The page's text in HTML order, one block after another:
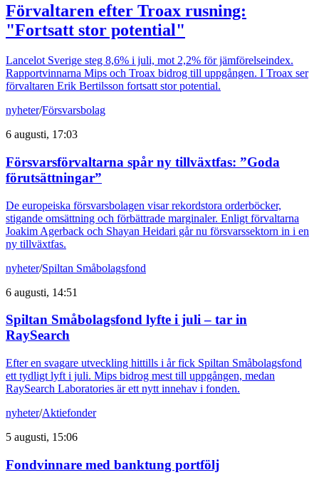
Förvaltaren efter Troax rusning:
"Fortsatt stor potential"
Lancelot Sverige steg 8,6% i juli, mot 2,2% för jämförelseindex.
Rapportvinnarna Mips och Troax bidrog till uppgången. I Troax ser
förvaltaren Erik Bertilsson fortsatt stor potential.
nyheter/Försvarsbolag
6 augusti, 17:03
Försvarsförvaltarna spår ny tillväxtfas: ”Goda
förutsättningar”
De europeiska försvarsbolagen visar rekordstora orderböcker,
stigande omsättning och förbättrade marginaler. Enligt förvaltarna
Joakim Agerback och Shayan Heidari går nu försvarssektorn in i en
ny tillväxtfas.
nyheter/Spiltan Småbolagsfond
6 augusti, 14:51
Spiltan Småbolagsfond lyfte i juli – tar in
RaySearch
Efter en svagare utveckling hittills i år fick Spiltan Småbolagsfond
ett tydligt lyft i juli. Mips bidrog mest till uppgången, medan
RaySearch Laboratories är ett nytt innehav i fonden.
nyheter/Aktiefonder
5 augusti, 15:06
Fondvinnare med banktung portfölj